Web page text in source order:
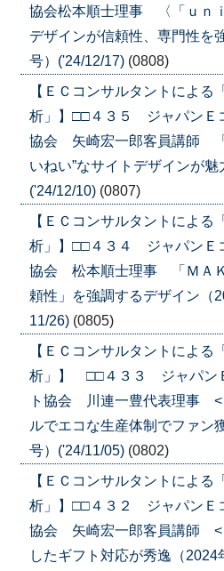
協会松本順士理事 〈「ｕｎ
デザインが信頼性、専門性を
号）('24/12/17) (0808)
【ＥＣコンサルタントによる
析」】□□４３５ ジャパンＥ
協会 矢崎宏一郎客員講師 「
いねい”なサイトデザインが魅
('24/12/10) (0807)
【ＥＣコンサルタントによる
析」】□□４３４ ジャパンＥ
協会 松本順士理事 「ＭＡ
頼性」を強調するデザイン（
11/26) (0805)
【ＥＣコンサルタントによる
析」】 □□４３３ ジャパン
ト協会 川連一豊代表理事
ルでエコな生産体制でファン
号）('24/11/05) (0802)
【ＥＣコンサルタントによる
析」】□□４３２ ジャパンＥ
協会 矢崎宏一郎客員講師
したギフト対応が秀逸（